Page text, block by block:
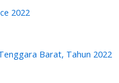
2022
Barat, Tahun 2022